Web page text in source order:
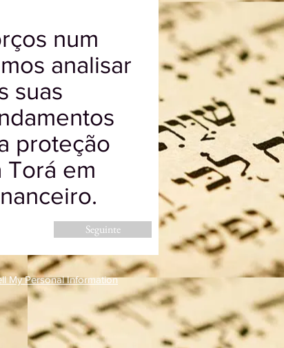
num
analisar
suas
proteção
Torá em
Seguinte
My Personal Information